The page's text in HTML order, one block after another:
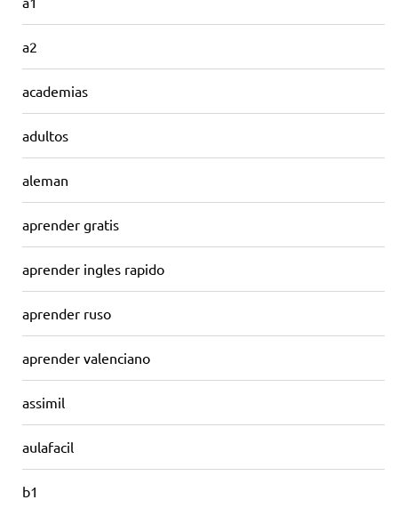
a2
academias
adultos
aleman
aprender gratis
aprender ingles rapido
aprender ruso
aprender valenciano
assimil
aulafacil
b1